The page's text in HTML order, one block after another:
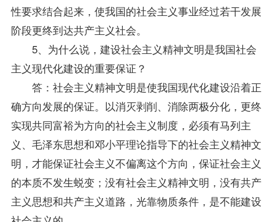
性要求结合起来，使我国的社会主义事业经过若干发展
阶段更终到达共产主义社会。
5、为什么说，建设社会主义精神文明是我国社会
主义现代化建设的重要保证？
答：社会主义精神文明是使我国现代化建设沿着正
确方向发展的保证。以消灭剥削、消除两极分化，更终
实现共同富裕为方向的社会主义制度，必须有马列主
义、毛泽东思想和邓小平理论指导下的社会主义精神文
明，才能保证社会主义不偏离这个方向，保证社会主义
的本质不发生蜕变；没有社会主义精神文明，没有共产
主义思想和共产主义道路，光靠物质条件，是不能建设